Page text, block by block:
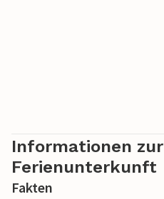
Informationen zur
Ferienunterkunft
Fakten